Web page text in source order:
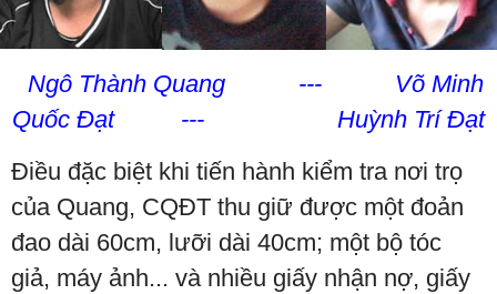
Ngô Thành Quang --- Võ Minh
Quốc Đạt --- Huỳnh Trí Đạt
Điều đặc biệt khi tiến hành kiểm tra nơi trọ
của Quang, CQĐT thu giữ được một đoản
đao dài 60cm, lưỡi dài 40cm; một bộ tóc
giả, máy ảnh... và nhiều giấy nhận nợ, giấy